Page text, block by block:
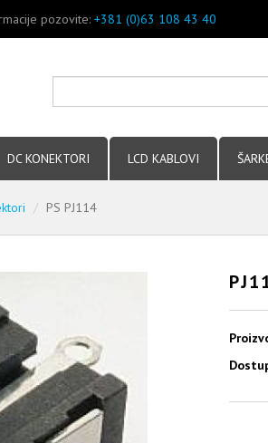
pozovite: +381 (0)63 108 43 40
DC KONEKTORI LCD KABLOVI
PS PJ114